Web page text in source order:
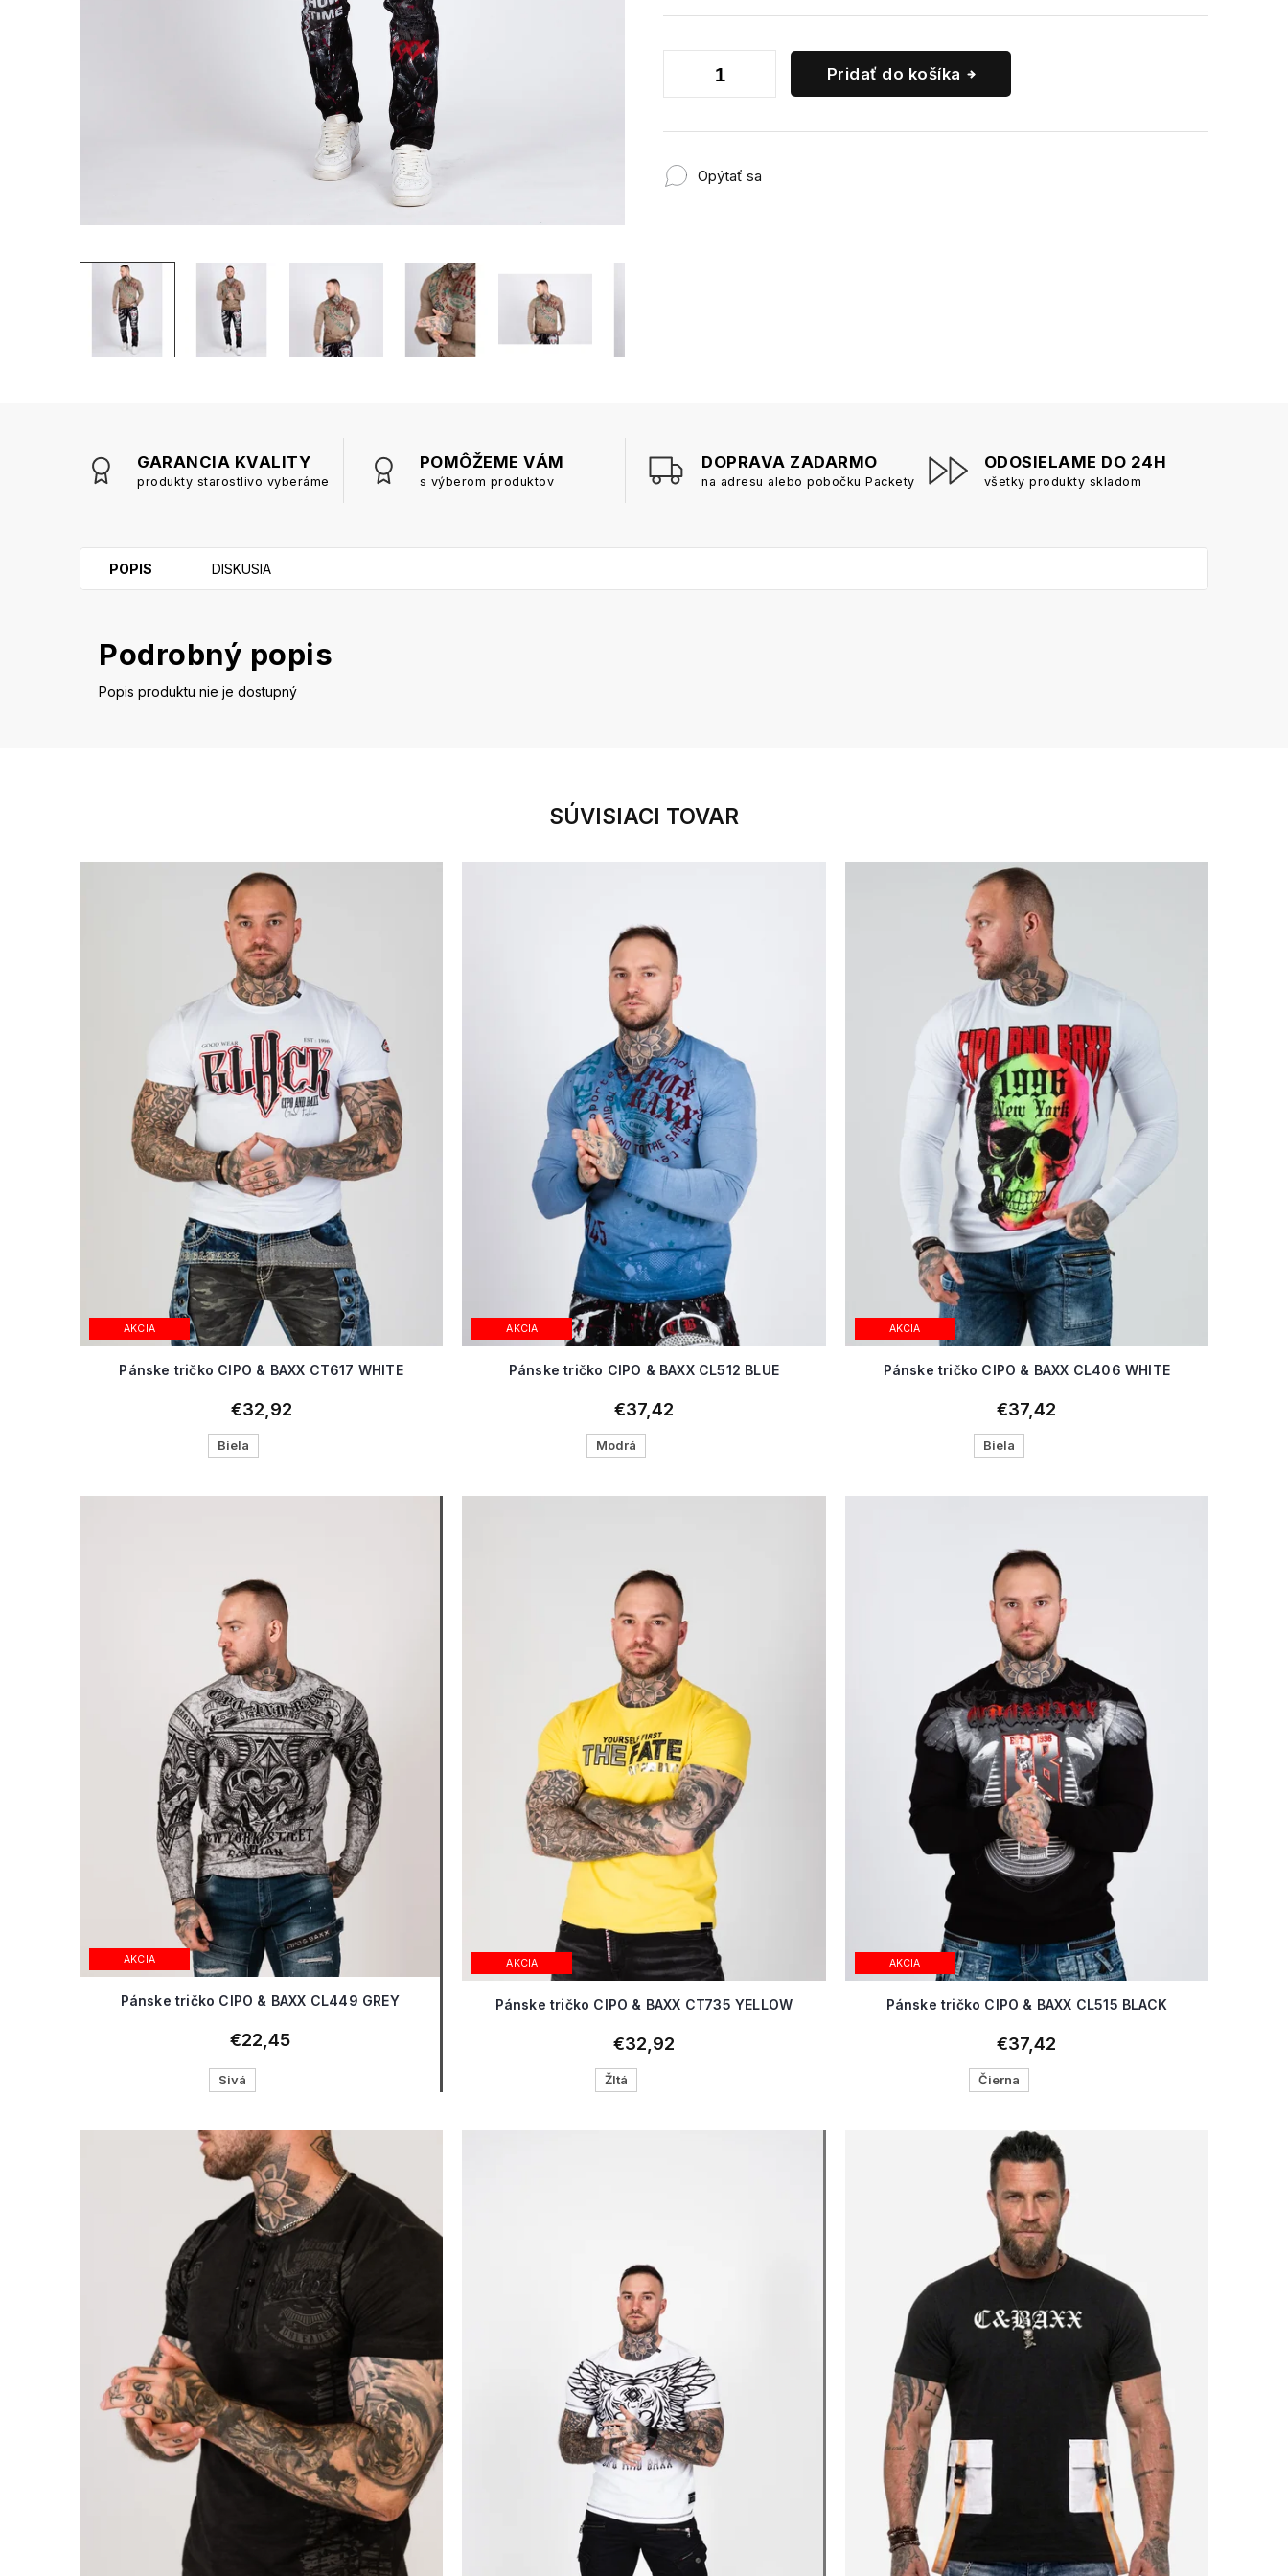
Pridať do košíka
Opýtať sa
GARANCIA KVALITY
produkty starostlivo vyberáme
POMÔŽEME VÁM
s výberom produktov
DOPRAVA ZADARMO
na adresu alebo pobočku Packety
ODOSIELAME DO 24H
všetky produkty skladom
SÚVISIACI TOVAR
AKCIA
Pánske tričko CIPO & BAXX CT617 WHITE
€32,92
Biela
AKCIA
Pánske tričko CIPO & BAXX CL512 BLUE
€37,42
Modrá
AKCIA
Pánske tričko CIPO & BAXX CL406 WHITE
€37,42
Biela
AKCIA
Pánske tričko CIPO & BAXX CL449 GREY
€22,45
Sivá
AKCIA
Pánske tričko CIPO & BAXX CT735 YELLOW
€32,92
Žltá
AKCIA
Pánske tričko CIPO & BAXX CL515 BLACK
€37,42
Čierna
POPIS DISKUSIA
Podrobný popis
Popis produktu nie je dostupný